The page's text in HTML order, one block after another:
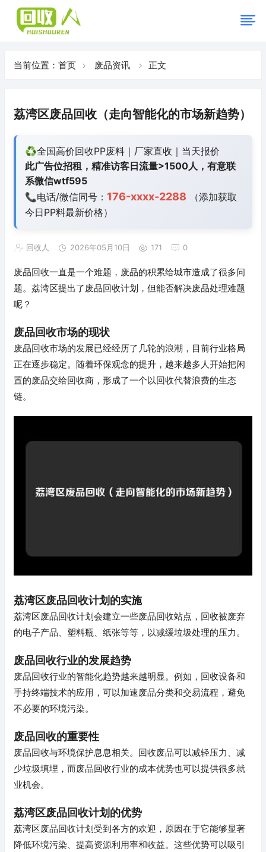
当前位置： 首页 废品资讯 正文
荔湾区废品回收（走向智能化的市场新趋势）
♻️全国高价回收PP废料｜厂家直收｜当天报价
此广告位招租，精准访客日流量>1500人，有意联
系微信wtf595
📞电话/微信同号： 176-xxxx-2288 （添加获取
今日PP料最新价格）
回收人 2026年05月10日 171 0
废品回收一直是一个难题，废品的积累给城市造成了很多问
题。荔湾区提出了废品回收计划，但能否解决废品处理难题
呢？
废品回收市场的现状
废品回收市场的发展已经经历了几轮的浪潮，目前行业格局
正在逐步稳定。随着环保观念的提升，越来越多人开始把闲
置的废品交给回收商，形成了一个以回收代替浪费的生态
链。
荔湾区废品回收计划的实施
荔湾区废品回收计划会建立一些废品回收站点，回收被废弃
的电子产品、塑料瓶、纸张等等，以减缓垃圾处理的压力。
废品回收行业的发展趋势
废品回收行业的智能化趋势越来越明显。例如，回收设备和
手持终端技术的应用，可以加速废品分类和交易流程，避免
不必要的环境污染。
废品回收的重要性
废品回收与环境保护息息相关。回收废品可以减轻压力、减
少垃圾填埋，而废品回收行业的成本优势也可以提供很多就
业机会。
荔湾区废品回收计划的优势
荔湾区废品回收计划受到各方的欢迎，原因在于它能够显著
降低环境污染、提高资源利用率和收益。这些优势可以吸引